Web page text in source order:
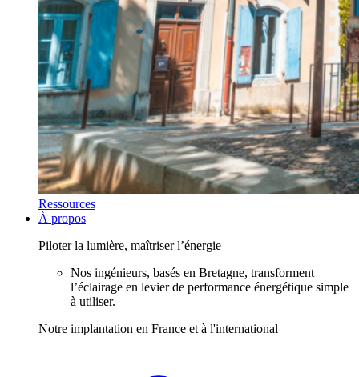
Ressources
À propos
Piloter la lumière, maîtriser l’énergie
Nos ingénieurs, basés en Bretagne, transforment
l’éclairage en levier de performance énergétique simple
à utiliser.
Notre implantation en France et à l'international